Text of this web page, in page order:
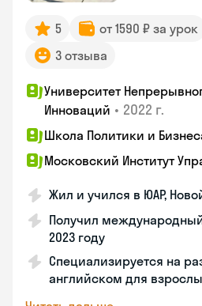
5 от 1590 ₽ за урок
3 отзыва
Университет
Инноваций • 2022 г.
Школа Политики и
Московский Институт
Жил и учился в ЮАР,
Получил международный
2023 году
Специализируется на
английском для